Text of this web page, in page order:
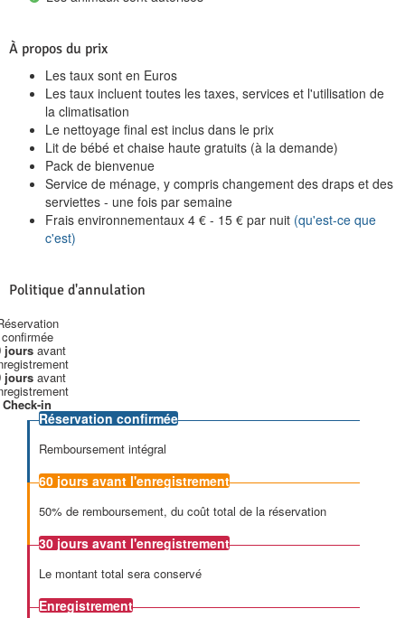
À propos du prix
Les taux sont en Euros
Les taux incluent toutes les taxes, services et l'utilisation de
la climatisation
Le nettoyage final est inclus dans le prix
Lit de bébé et chaise haute gratuits (à la demande)
Pack de bienvenue
Service de ménage, y compris changement des draps et des
serviettes - une fois par semaine
Frais environnementaux 4 € - 15 € par nuit (qu'est-ce que
c'est)
Politique d'annulation
confirmée
jours avant
jours avant
Check-in
Réservation confirmée
Remboursement intégral
60 jours avant l'enregistrement
50% de remboursement, du coût total de la réservation
30 jours avant l'enregistrement
Le montant total sera conservé
Enregistrement